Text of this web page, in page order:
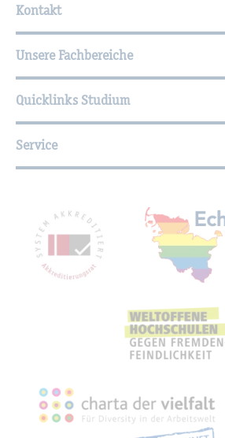
Kontakt
Unsere Fachbereiche
Quicklinks Studium
Service
Mit­glied­schaf­ten,